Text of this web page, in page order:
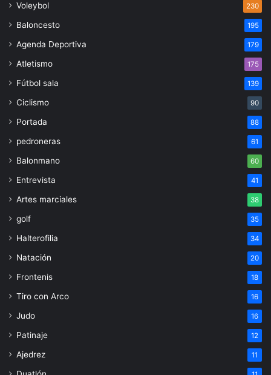
Voleybol 230
Baloncesto 195
Agenda Deportiva 179
Atletismo 175
Fútbol sala 139
Ciclismo 90
Portada 88
pedroneras 61
Balonmano 60
Entrevista 41
Artes marciales 38
golf 35
Halterofilia 34
Natación 20
Frontenis 18
Tiro con Arco 16
Judo 16
Patinaje 12
Ajedrez 11